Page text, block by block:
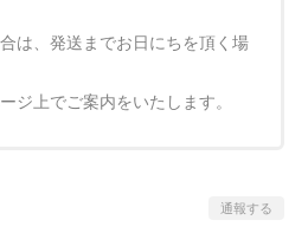
は、発送までお日にちを頂く場
ジ上でご案内をいたします。
通報する